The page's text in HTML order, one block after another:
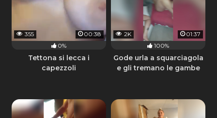
355
00:38
0%
Tettona si lecca i
capezzoli
2K
01:37
100%
Gode urla a squarciagola
e gli tremano le gambe